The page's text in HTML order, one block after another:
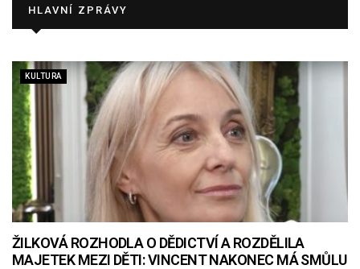
HLAVNÍ ZPRÁVY
KULTURA
ŽILKOVÁ ROZHODLA O DĚDICTVÍ A ROZDĚLILA
MAJETEK MEZI DĚTI: VINCENT NAKONEC MÁ SMŮLU